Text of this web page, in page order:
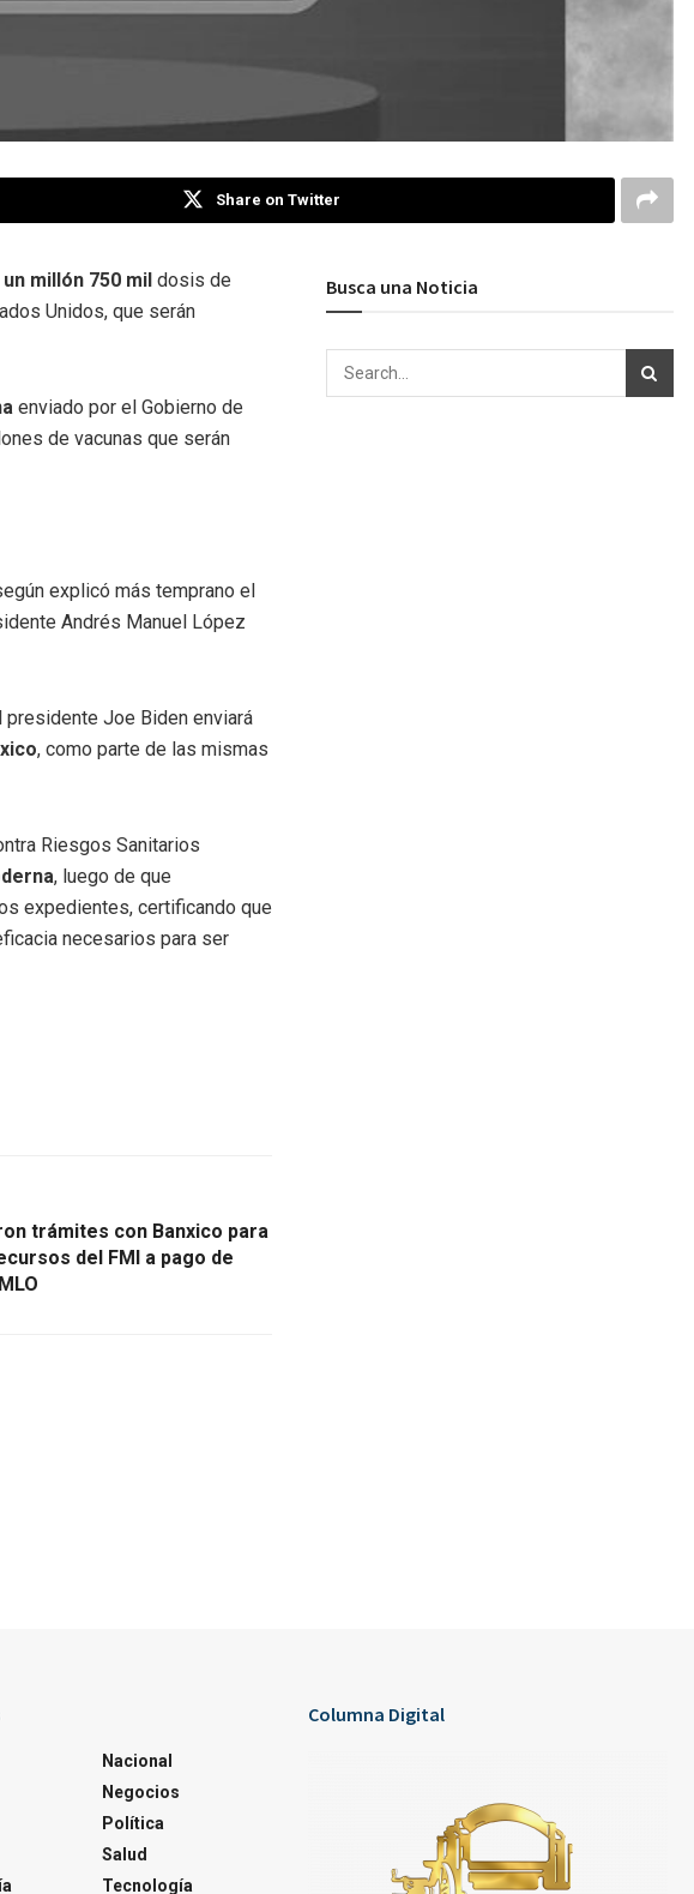
Share on Twitter
un millón 750 mil dosis de
Unidos, que serán
enviado por el Gobierno de
de vacunas que serán
explicó más temprano el
Andrés Manuel López
presidente Joe Biden enviará
, como parte de las mismas
Riesgos Sanitarios
, luego de que
expedientes, certificando que
necesarios para ser
trámites con Banxico para
del FMI a pago de
Busca una Noticia
Nacional
Negocios
Política
Salud
Tecnología
Columna Digital